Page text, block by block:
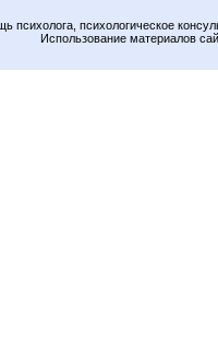
психолога, психологическое
Использование материалов